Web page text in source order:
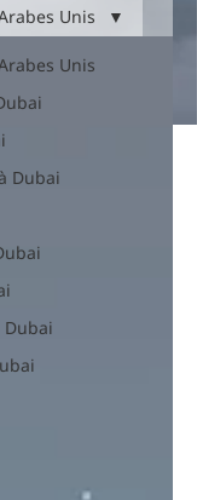
Unis
Dubai
Unis